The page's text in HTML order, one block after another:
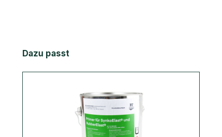
Produktgalerie überspringen
Dazu passt